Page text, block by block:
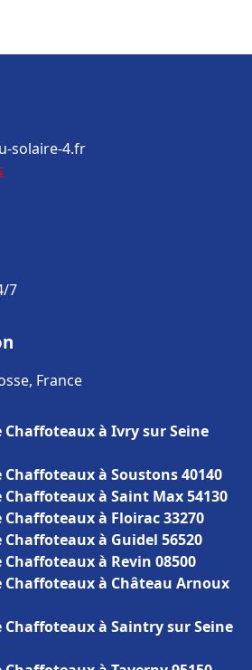
solaire-4.fr
7
France
à Ivry sur Seine
à Soustons 40140
à Saint Max 54130
à Floirac 33270
à Guidel 56520
à Revin 08500
Chaffoteaux à Château Arnoux
à Saintry sur Seine